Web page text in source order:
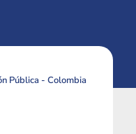
Pública - Colombia